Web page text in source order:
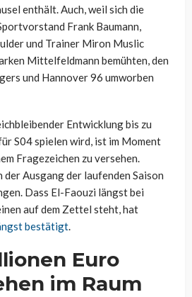
enthält. Auch, weil sich die
Frank Baumann,
und Trainer Miron Muslic
Mittelfeldmann bemühten, den
und Hannover 96 umworben
Entwicklung bis zu
S04 spielen wird, ist im Moment
Fragezeichen zu versehen.
Ausgang der laufenden Saison
Dass El-Faouzi längst bei
auf dem Zettel steht, hat
bestätigt.
Euro
im Raum